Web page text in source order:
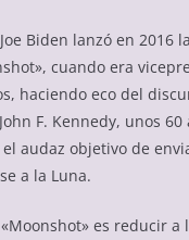
Biden lanzó en 2016
cuando era
haciendo eco del
F. Kennedy, unos 60
audaz objetivo de
a la Luna.
es reducir a